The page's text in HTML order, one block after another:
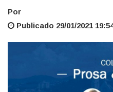
Por
Publicado 29/01/2021